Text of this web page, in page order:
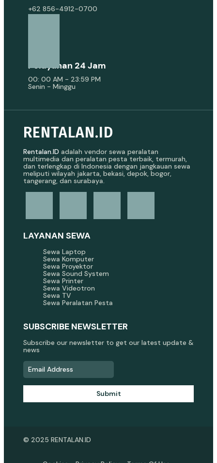
+62 856-4912-0700
Pelayanan 24 Jam
00: 00 AM - 23:59 PM
Senin - Minggu
RENTALAN.ID
Rentalan.ID adalah vendor sewa peralatan
multimedia dan peralatan pesta terbaik, termurah,
dan terlengkap di Indonesia dengan jangkauan sewa
meliputi wilayah jakarta, bekasi, depok, bogor,
tangerang, dan surabaya.
LAYANAN SEWA
Sewa Laptop
Sewa Komputer
Sewa Proyektor
Sewa Sound System
Sewa Printer
Sewa Videotron
Sewa TV
Sewa Peralatan Pesta
SUBSCRIBE NEWSLETTER
Subscribe our newsletter to get our latest update &
news
Submit
© 2025 RENTALAN.ID